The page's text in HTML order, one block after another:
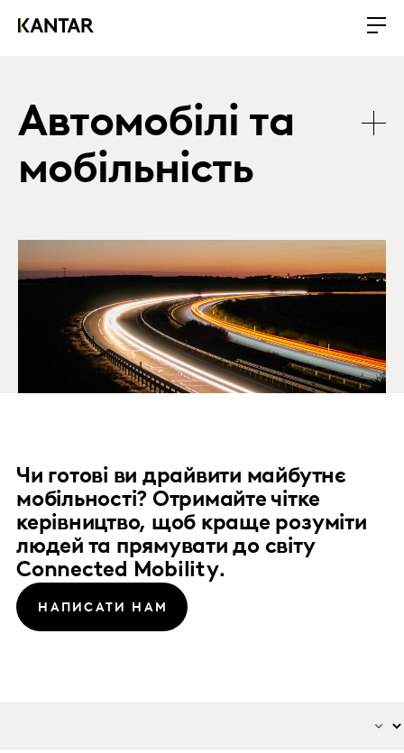
Автомобілі та
мобільність
Чи готові ви драйвити майбутнє
мобільності? Отримайте чітке
керівництво, щоб краще розуміти
людей та прямувати до світу
Connected Mobility.
НАПИСАТИ НАМ